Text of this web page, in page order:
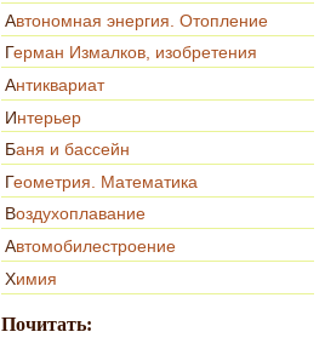
Автономная энергия. Отопление
Герман Измалков, изобретения
Антиквариат
Интерьер
Баня и бассейн
Геометрия. Математика
Воздухоплавание
Автомобилестроение
Химия
Почитать: